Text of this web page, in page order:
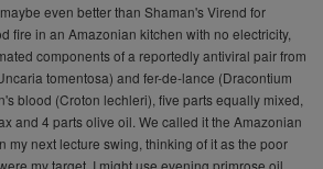
even better than Shaman's Virend for
fire in an Amazonian kitchen with no electricity,
components of a reportedly antiviral pair from
tomentosa) and fer-de-lance (Dracontium
blood (Croton lechleri), five parts equally mixed,
and 4 parts olive oil. We called it the Amazonian
my next lecture swing, thinking of it as the poor
my target, I might use evening primrose oil